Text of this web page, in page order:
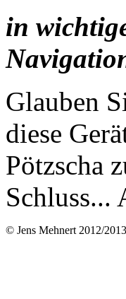
in
Glauben
diese
Pötzscha
Schluss...
© Jens Mehnert 2012/